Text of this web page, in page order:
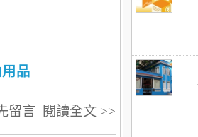
品
閱讀全文 >>
留言